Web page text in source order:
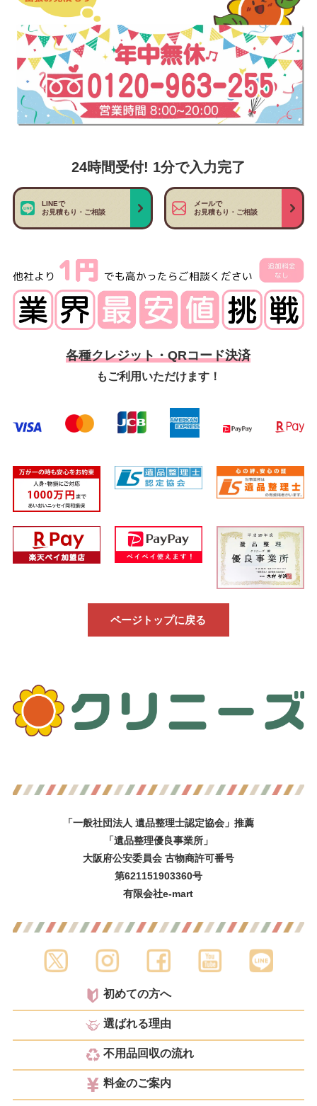
24時間受付! 1分で入力完了
LINEで
お見積もり・ご相談
メールで
お見積もり・ご相談
各種クレジット・QRコード決済
もご利用いただけます！
ページトップに戻る
「一般社団法人 遺品整理士認定協会」推薦
「遺品整理優良事業所」
大阪府公安委員会 古物商許可番号
第621151903360号
有限会社e-mart
初めての方へ
選ばれる理由
不用品回収の流れ
料金のご案内